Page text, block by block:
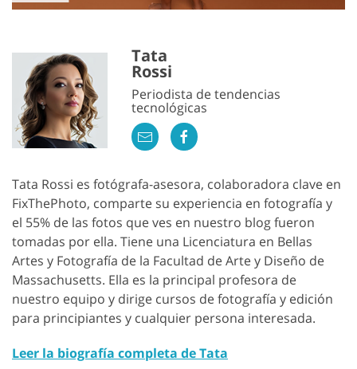
Tata
Rossi
Periodista de tendencias
tecnológicas
Tata Rossi es fotógrafa-asesora, colaboradora clave en
FixThePhoto, comparte su experiencia en fotografía y
el 55% de las fotos que ves en nuestro blog fueron
tomadas por ella. Tiene una Licenciatura en Bellas
Artes y Fotografía de la Facultad de Arte y Diseño de
Massachusetts. Ella es la principal profesora de
nuestro equipo y dirige cursos de fotografía y edición
para principiantes y cualquier persona interesada.
Leer la biografía completa de Tata